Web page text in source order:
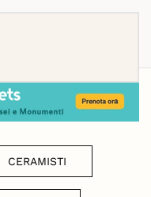
CERAMISTI